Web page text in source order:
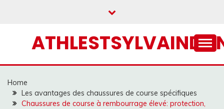
Home
Les avantages des chaussures de course spécifiques
Chaussures de course à rembourrage élevé: protection,